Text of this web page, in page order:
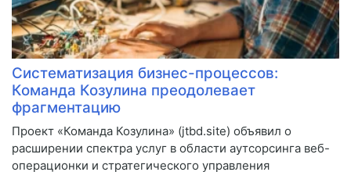
Систематизация бизнес-процессов:
Команда Козулина преодолевает
фрагментацию
Проект «Команда Козулина» (jtbd.site) объявил о
расширении спектра услуг в области аутсорсинга веб-
операционки и стратегического управления